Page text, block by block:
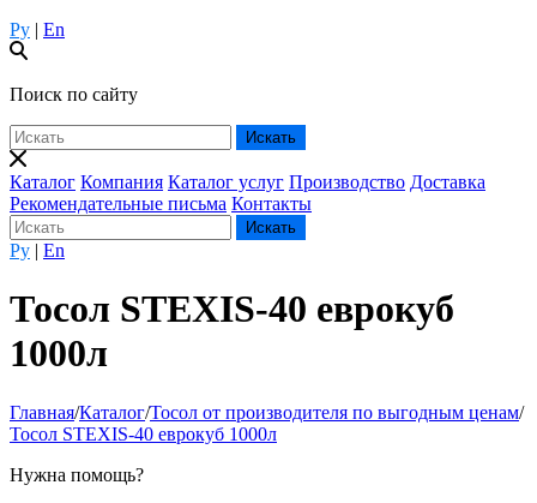
Ру | En
Поиск по сайту
Каталог Компания Каталог услуг Производство Доставка
Рекомендательные письма Контакты
Ру | En
Тосол STEXIS-40 еврокуб
1000л
Главная/Каталог/Тосол от производителя по выгодным ценам/
Тосол STEXIS-40 еврокуб 1000л
Нужна помощь?